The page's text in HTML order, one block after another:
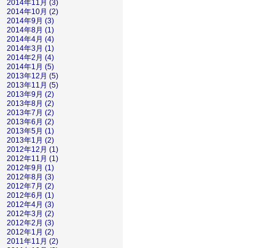
2014年11月 (3)
2014年10月 (2)
2014年9月 (3)
2014年8月 (1)
2014年4月 (4)
2014年3月 (1)
2014年2月 (4)
2014年1月 (5)
2013年12月 (5)
2013年11月 (5)
2013年9月 (2)
2013年8月 (2)
2013年7月 (2)
2013年6月 (2)
2013年5月 (1)
2013年1月 (2)
2012年12月 (1)
2012年11月 (1)
2012年9月 (1)
2012年8月 (3)
2012年7月 (2)
2012年6月 (1)
2012年4月 (3)
2012年3月 (2)
2012年2月 (3)
2012年1月 (2)
2011年11月 (2)